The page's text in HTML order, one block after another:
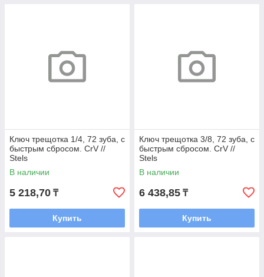
Ключ трещотка 1/4, 72 зуба, с
быстрым сбросом. СrV //
Stels
В наличии
5 218,70 ₸
Купить
Ключ трещотка 3/8, 72 зуба, с
быстрым сбросом. СrV //
Stels
В наличии
6 438,85 ₸
Купить